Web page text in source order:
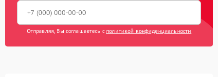
Отправляя, Вы соглашаетесь с политикой конфиденциальности